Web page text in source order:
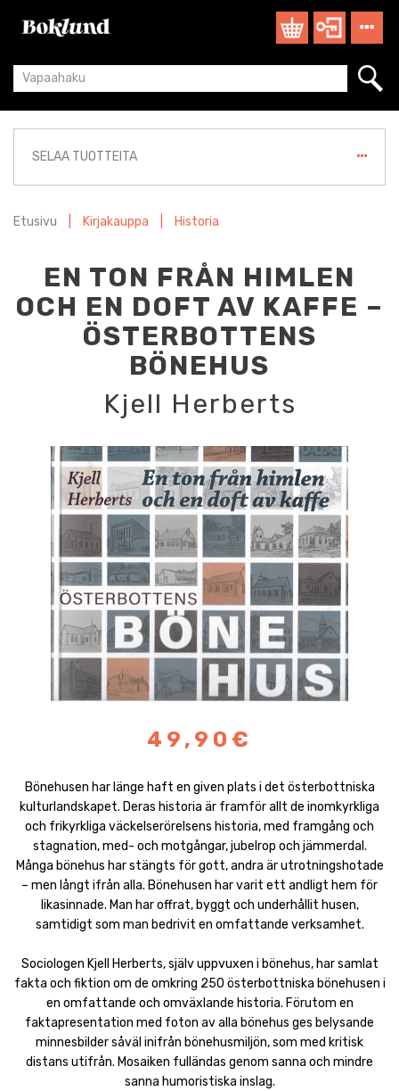
SELAA TUOTTEITA
Etusivu Kirjakauppa Historia
EN TON FRÅN HIMLEN
OCH EN DOFT AV KAFFE –
ÖSTERBOTTENS
BÖNEHUS
Kjell Herberts
49,90€
Bönehusen har länge haft en given plats i det österbottniska
kulturlandskapet. Deras historia är framför allt de inomkyrkliga
och frikyrkliga väckelserörelsens historia, med framgång och
stagnation, med- och motgångar, jubelrop och jämmerdal.
Många bönehus har stängts för gott, andra är utrotningshotade
– men långt ifrån alla. Bönehusen har varit ett andligt hem för
likasinnade. Man har offrat, byggt och underhållit husen,
samtidigt som man bedrivit en omfattande verksamhet.
Sociologen Kjell Herberts, själv uppvuxen i bönehus, har samlat
fakta och fiktion om de omkring 250 österbottniska bönehusen i
en omfattande och omväxlande historia. Förutom en
faktapresentation med foton av alla bönehus ges belysande
minnesbilder såväl inifrån bönehusmiljön, som med kritisk
distans utifrån. Mosaiken fulländas genom sanna och mindre
sanna humoristiska inslag.